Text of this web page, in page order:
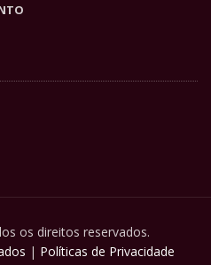
os direitos reservados.
| Políticas de Privacidade